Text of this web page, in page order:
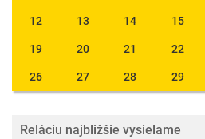
12 13 14 15
19 20 21 22
26 27 28 29
Reláciu najbližšie vysielame